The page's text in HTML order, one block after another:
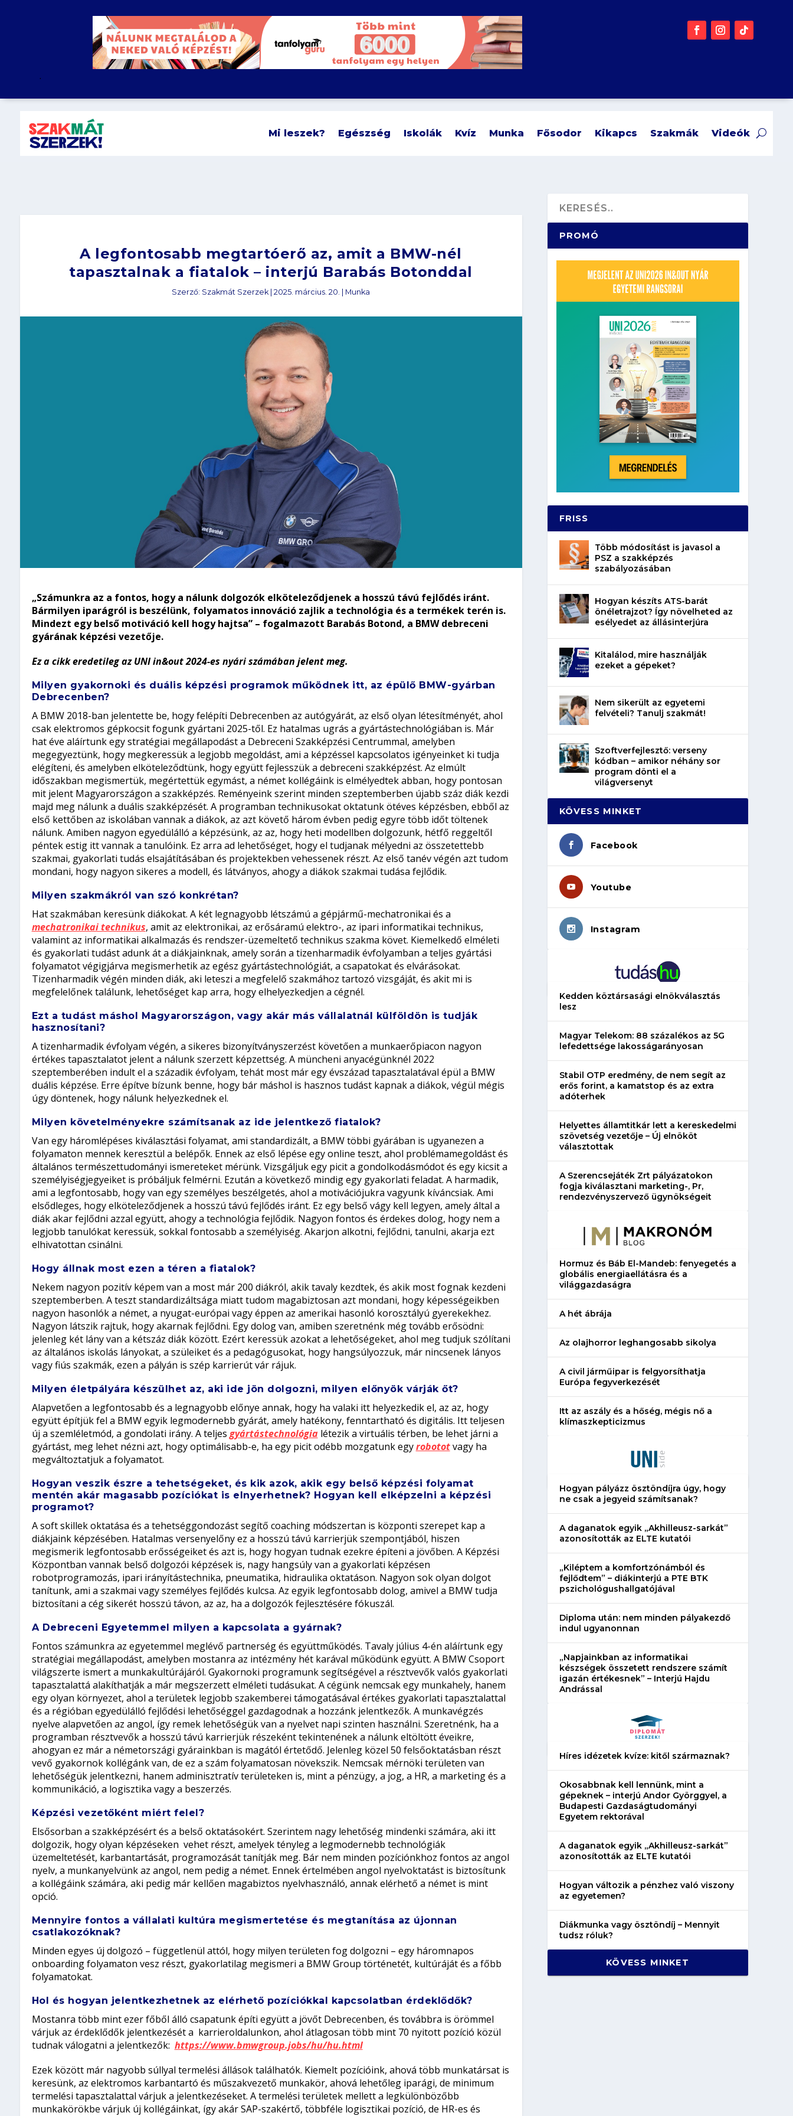
.
Mi leszek? Egészség Iskolák Kvíz Munka Fősodor Kikapcs Szakmák Videók
A legfontosabb megtartóerő az, amit a BMW-nél
tapasztalnak a fiatalok – interjú Barabás Botonddal
Szerző: Szakmát Szerzek|2025. március. 20. Munka
„Számunkra az a fontos, hogy a nálunk dolgozók elköteleződjenek a hosszú távú fejlődés iránt.
Bármilyen iparágról is beszélünk, folyamatos innováció zajlik a technológia és a termékek terén is.
Mindezt egy belső motiváció kell hogy hajtsa” – fogalmazott Barabás Botond, a BMW debreceni
gyárának képzési vezetője.
Ez a cikk eredetileg az UNI in&out 2024-es nyári számában jelent meg.
Milyen gyakornoki és duális képzési programok működnek itt, az épülő BMW-gyárban
Debrecenben?
A BMW 2018-ban jelentette be, hogy felépíti Debrecenben az autógyárát, az első olyan létesítményét, ahol
csak elektromos gépkocsit fogunk gyártani 2025-től. Ez hatalmas ugrás a gyártástechnológiában is. Már
hat éve aláírtunk egy stratégiai megállapodást a Debreceni Szakképzési Centrummal, amelyben
megegyeztünk, hogy megkeressük a legjobb megoldást, ami a képzéssel kapcsolatos igényeinket ki tudja
elégíteni, és amelyben elköteleződtünk, hogy együtt fejlesszük a debreceni szakképzést. Az elmúlt
időszakban megismertük, megértettük egymást, a német kollégáink is elmélyedtek abban, hogy pontosan
mit jelent Magyarországon a szakképzés. Reményeink szerint minden szeptemberben újabb száz diák kezdi
majd meg nálunk a duális szakképzését. A programban technikusokat oktatunk ötéves képzésben, ebből az
első kettőben az iskolában vannak a diákok, az azt követő három évben pedig egyre több időt töltenek
nálunk. Amiben nagyon egyedülálló a képzésünk, az az, hogy heti modellben dolgozunk, hétfő reggeltől
péntek estig itt vannak a tanulóink. Ez arra ad lehetőséget, hogy el tudjanak mélyedni az összetettebb
szakmai, gyakorlati tudás elsajátításában és projektekben vehessenek részt. Az első tanév végén azt tudom
mondani, hogy nagyon sikeres a modell, és látványos, ahogy a diákok szakmai tudása fejlődik.
Milyen szakmákról van szó konkrétan?
Hat szakmában keresünk diákokat. A két legnagyobb létszámú a gépjármű-mechatronikai és a
mechatronikai technikus, amit az elektronikai, az erősáramú elektro-, az ipari informatikai technikus,
valamint az informatikai alkalmazás és rendszer-üzemeltető technikus szakma követ. Kiemelkedő elméleti
és gyakorlati tudást adunk át a diákjainknak, amely során a tizenharmadik évfolyamban a teljes gyártási
folyamatot végigjárva megismerhetik az egész gyártástechnológiát, a csapatokat és elvárásokat.
Tizenharmadik végén minden diák, aki leteszi a megfelelő szakmához tartozó vizsgáját, és akit mi is
megfelelőnek találunk, lehetőséget kap arra, hogy elhelyezkedjen a cégnél.
Ezt a tudást máshol Magyarországon, vagy akár más vállalatnál külföldön is tudják
hasznosítani?
A tizenharmadik évfolyam végén, a sikeres bizonyítványszerzést követően a munkaerőpiacon nagyon
értékes tapasztalatot jelent a nálunk szerzett képzettség. A müncheni anyacégünknél 2022
szeptemberében indult el a századik évfolyam, tehát most már egy évszázad tapasztalatával épül a BMW
duális képzése. Erre építve bízunk benne, hogy bár máshol is hasznos tudást kapnak a diákok, végül mégis
úgy döntenek, hogy nálunk helyezkednek el.
Milyen követelményekre számítsanak az ide jelentkező fiatalok?
Van egy háromlépéses kiválasztási folyamat, ami standardizált, a BMW többi gyárában is ugyanezen a
folyamaton mennek keresztül a belépők. Ennek az első lépése egy online teszt, ahol problémamegoldást és
általános természettudományi ismereteket mérünk. Vizsgáljuk egy picit a gondolkodásmódot és egy kicsit a
személyiségjegyeiket is próbáljuk felmérni. Ezután a következő mindig egy gyakorlati feladat. A harmadik,
ami a legfontosabb, hogy van egy személyes beszélgetés, ahol a motivációjukra vagyunk kíváncsiak. Ami
elsődleges, hogy elköteleződjenek a hosszú távú fejlődés iránt. Ez egy belső vágy kell legyen, amely által a
diák akar fejlődni azzal együtt, ahogy a technológia fejlődik. Nagyon fontos és érdekes dolog, hogy nem a
legjobb tanulókat keressük, sokkal fontosabb a személyiség. Akarjon alkotni, fejlődni, tanulni, akarja ezt
elhivatottan csinálni.
Hogy állnak most ezen a téren a fiatalok?
Nekem nagyon pozitív képem van a most már 200 diákról, akik tavaly kezdtek, és akik most fognak kezdeni
szeptemberben. A teszt standardizáltsága miatt tudom magabiztosan azt mondani, hogy képességeikben
nagyon hasonlók a német, a nyugat-európai vagy éppen az amerikai hasonló korosztályú gyerekekhez.
Nagyon látszik rajtuk, hogy akarnak fejlődni. Egy dolog van, amiben szeretnénk még tovább erősödni:
jelenleg két lány van a kétszáz diák között. Ezért keressük azokat a lehetőségeket, ahol meg tudjuk szólítani
az általános iskolás lányokat, a szüleiket és a pedagógusokat, hogy hangsúlyozzuk, már nincsenek lányos
vagy fiús szakmák, ezen a pályán is szép karrierút vár rájuk.
Milyen életpályára készülhet az, aki ide jön dolgozni, milyen előnyök várják őt?
Alapvetően a legfontosabb és a legnagyobb előnye annak, hogy ha valaki itt helyezkedik el, az az, hogy
együtt építjük fel a BMW egyik legmodernebb gyárát, amely hatékony, fenntartható és digitális. Itt teljesen
új a szemléletmód, a gondolati irány. A teljes gyártástechnológialétezik a virtuális térben, be lehet járni a
gyártást, meg lehet nézni azt, hogy optimálisabb-e, ha egy picit odébb mozgatunk egyrobototvagy ha
megváltoztatjuk a folyamatot.
Hogyan veszik észre a tehetségeket, és kik azok, akik egy belső képzési folyamat
mentén akár magasabb pozíciókat is elnyerhetnek? Hogyan kell elképzelni a képzési
programot?
A soft skillek oktatása és a tehetséggondozást segítő coaching módszertan is központi szerepet kap a
diákjaink képzésében. Hatalmas versenyelőny ez a hosszú távú karrierjük szempontjából, hiszen
megismerik legfontosabb erősségeiket és azt is, hogy hogyan tudnak ezekre építeni a jövőben. A Képzési
Központban vannak belső dolgozói képzések is, nagy hangsúly van a gyakorlati képzésen
robotprogramozás, ipari irányítástechnika, pneumatika, hidraulika oktatáson. Nagyon sok olyan dolgot
tanítunk, ami a szakmai vagy személyes fejlődés kulcsa. Az egyik legfontosabb dolog, amivel a BMW tudja
biztosítani a cég sikerét hosszú távon, az az, ha a dolgozók fejlesztésére fókuszál.
A Debreceni Egyetemmel milyen a kapcsolata a gyárnak?
Fontos számunkra az egyetemmel meglévő partnerség és együttműködés. Tavaly július 4-én aláírtunk egy
stratégiai megállapodást, amelyben mostanra az intézmény hét karával működünk együtt. A BMW Csoport
világszerte ismert a munkakultúrájáról. Gyakornoki programunk segítségével a résztvevők valós gyakorlati
tapasztalattá alakíthatják a már megszerzett elméleti tudásukat. A cégünk nemcsak egy munkahely, hanem
egy olyan környezet, ahol a területek legjobb szakemberei támogatásával értékes gyakorlati tapasztalattal
és a régióban egyedülálló fejlődési lehetőséggel gazdagodnak a hozzánk jelentkezők. A munkavégzés
nyelve alapvetően az angol, így remek lehetőségük van a nyelvet napi szinten használni. Szeretnénk, ha a
programban résztvevők a hosszú távú karrierjük részeként tekintenének a nálunk eltöltött éveikre,
ahogyan ez már a németországi gyárainkban is magától értetődő. Jelenleg közel 50 felsőoktatásban részt
vevő gyakornok kollégánk van, de ez a szám folyamatosan növekszik. Nemcsak mérnöki területen van
lehetőségük jelentkezni, hanem adminisztratív területeken is, mint a pénzügy, a jog, a HR, a marketing és a
kommunikáció, a logisztika vagy a beszerzés.
Képzési vezetőként miért felel?
Elsősorban a szakképzésért és a belső oktatásokért. Szerintem nagy lehetőség mindenki számára, aki itt
dolgozik, hogy olyan képzéseken vehet részt, amelyek tényleg a legmodernebb technológiák
üzemeltetését, karbantartását, programozását tanítják meg. Bár nem minden pozíciónkhoz fontos az angol
nyelv, a munkanyelvünk az angol, nem pedig a német. Ennek értelmében angol nyelvoktatást is biztosítunk
a kollégáink számára, aki pedig már kellően magabiztos nyelvhasználó, annak elérhető a német is mint
opció.
Mennyire fontos a vállalati kultúra megismertetése és megtanítása az újonnan
csatlakozóknak?
Minden egyes új dolgozó – függetlenül attól, hogy milyen területen fog dolgozni – egy háromnapos
onboarding folyamaton vesz részt, gyakorlatilag megismeri a BMW Group történetét, kultúráját és a főbb
folyamatokat.
Hol és hogyan jelentkezhetnek az elérhető pozíciókkal kapcsolatban érdeklődők?
Mostanra több mint ezer főből álló csapatunk építi együtt a jövőt Debrecenben, és továbbra is örömmel
várjuk az érdeklődők jelentkezését a karrieroldalunkon, ahol átlagosan több mint 70 nyitott pozíció közül
tudnak válogatni a jelentkezők: https://www.bmwgroup.jobs/hu/hu.html
Ezek között már nagyobb súllyal termelési állások találhatók. Kiemelt pozícióink, ahová több munkatársat is
keresünk, az elektromos karbantartó és műszakvezető munkakör, ahová lehetőleg iparági, de minimum
termelési tapasztalattal várjuk a jelentkezéseket. A termelési területek mellett a legkülönbözőbb
munkakörökbe várjuk új kollégáinkat, így akár SAP-szakértő, többféle logisztikai pozíció, de HR-es és
PROMÓ
FRISS
Több módosítást is javasol a
PSZ a szakképzés
szabályozásában
Hogyan készíts ATS-barát
önéletrajzot? Így növelheted az
esélyedet az állásinterjúra
Kitalálod, mire használják
ezeket a gépeket?
Nem sikerült az egyetemi
felvételi? Tanulj szakmát!
Szoftverfejlesztő: verseny
kódban – amikor néhány sor
program dönti el a
világversenyt
KÖVESS MINKET
Facebook
Youtube
Instagram
Kedden köztársasági elnökválasztás
lesz
Magyar Telekom: 88 százalékos az 5G
lefedettsége lakosságarányosan
Stabil OTP eredmény, de nem segít az
erős forint, a kamatstop és az extra
adóterhek
Helyettes államtitkár lett a kereskedelmi
szövetség vezetője – Új elnököt
választottak
A Szerencsejáték Zrt pályázatokon
fogja kiválasztani marketing-, Pr,
rendezvényszervező ügynökségeit
Hormuz és Báb El-Mandeb: fenyegetés a
globális energiaellátásra és a
világgazdaságra
A hét ábrája
Az olajhorror leghangosabb sikolya
A civil járműipar is felgyorsíthatja
Európa fegyverkezését
Itt az aszály és a hőség, mégis nő a
klímaszkepticizmus
Hogyan pályázz ösztöndíjra úgy, hogy
ne csak a jegyeid számítsanak?
A daganatok egyik „Akhilleusz-sarkát”
azonosították az ELTE kutatói
„Kiléptem a komfortzónámból és
fejlődtem” – diákinterjú a PTE BTK
pszichológushallgatójával
Diploma után: nem minden pályakezdő
indul ugyanonnan
„Napjainkban az informatikai
készségek összetett rendszere számít
igazán értékesnek” – Interjú Hajdu
Andrással
Híres idézetek kvíze: kitől származnak?
Okosabbnak kell lennünk, mint a
gépeknek – interjú Andor Györggyel, a
Budapesti Gazdaságtudományi
Egyetem rektorával
A daganatok egyik „Akhilleusz-sarkát”
azonosították az ELTE kutatói
Hogyan változik a pénzhez való viszony
az egyetemen?
Diákmunka vagy ösztöndíj – Mennyit
tudsz róluk?
KÖVESS MINKET